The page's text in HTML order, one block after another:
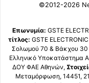
©2012-2026
Επωνυμία: GSTE
τίτλος: GSTE
Σολωμού 70 & Βάκχου 30
Ελληνικό Υποκατάστημα
ΔΟΥ ΦΑΕ Αθηνών,
Μεταμόρφωση, 14451,